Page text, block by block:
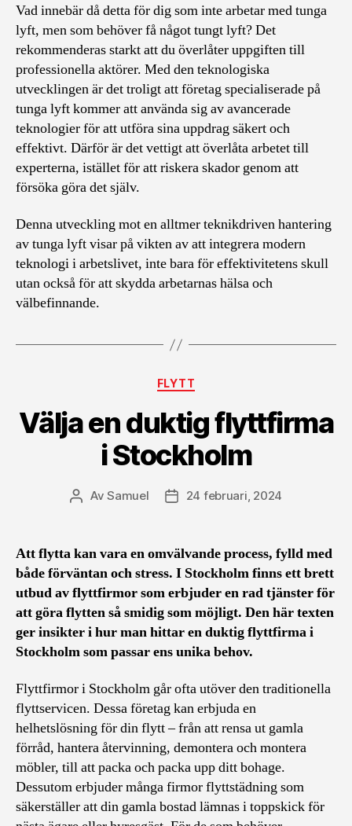
Vad innebär då detta för dig som inte arbetar med tunga
lyft, men som behöver få något tungt lyft? Det
rekommenderas starkt att du överlåter uppgiften till
professionella aktörer. Med den teknologiska
utvecklingen är det troligt att företag specialiserade på
tunga lyft kommer att använda sig av avancerade
teknologier för att utföra sina uppdrag säkert och
effektivt. Därför är det vettigt att överlåta arbetet till
experterna, istället för att riskera skador genom att
försöka göra det själv.
Denna utveckling mot en alltmer teknikdriven hantering
av tunga lyft visar på vikten av att integrera modern
teknologi i arbetslivet, inte bara för effektivitetens skull
utan också för att skydda arbetarnas hälsa och
välbefinnande.
Kategorier
FLYTT
Välja en duktig flyttfirma
i Stockholm
Inläggsförfattare
AvSamuel Inläggsdatum
24 februari, 2024
Att flytta kan vara en omvälvande process, fylld med
både förväntan och stress. I Stockholm finns ett brett
utbud av flyttfirmor som erbjuder en rad tjänster för
att göra flytten så smidig som möjligt. Den här texten
ger insikter i hur man hittar en duktig flyttfirma i
Stockholm som passar ens unika behov.
Flyttfirmor i Stockholm går ofta utöver den traditionella
flyttservicen. Dessa företag kan erbjuda en
helhetslösning för din flytt – från att rensa ut gamla
förråd, hantera återvinning, demontera och montera
möbler, till att packa och packa upp ditt bohage.
Dessutom erbjuder många firmor flyttstädning som
säkerställer att din gamla bostad lämnas i toppskick för